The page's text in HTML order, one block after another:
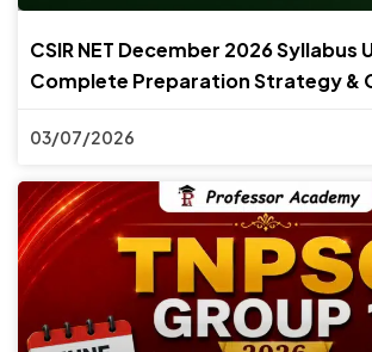
CSIR NET December 2026 Syllabus
Complete Preparation Strategy &
03/07/2026